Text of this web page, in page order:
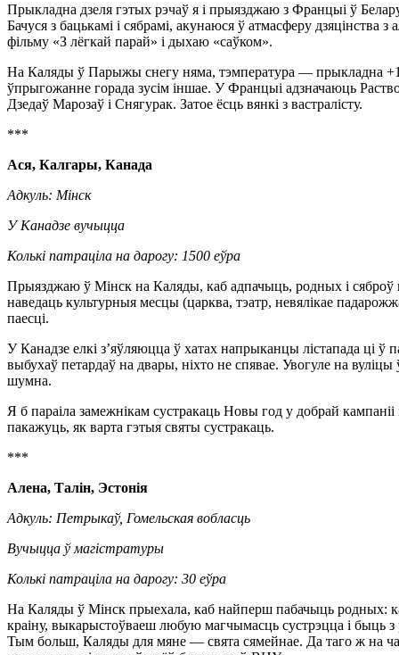
Прыкладна дзеля гэтых рэчаў я і прыязджаю з Францыі ў
Бачуся з бацькамі і сябрамі, акунаюся ў атмасферу дзяцінства з
фільму «З лёгкай парай» і дыхаю «саўком».
На Каляды ў Парыжы снегу няма, тэмпература — прыкладна
ўпрыгожанне горада зусім іншае. У Францыі адзначаюць
Дзедаў Марозаў і Снягурак. Затое ёсць вянкі з вастралісту.
***
Ася, Калгары, Канада
Адкуль: Мінск
У Канадзе вучыцца
Колькі патраціла на дарогу: 1500 еўра
Прыязджаю ў Мінск на Каляды, каб адпачыць, родных і сяброў
наведаць культурныя месцы (царква, тэатр, невялікае
паесці.
У Канадзе елкі з’яўляюцца ў хатах напрыканцы лістапада ці ў
выбухаў петардаў на двары, ніхто не спявае. Увогуле на вуліцы
шумна.
Я б параіла замежнікам сустракаць Новы год у добрай
пакажуць, як варта гэтыя святы сустракаць.
***
Алена, Талін, Эстонія
Адкуль: Петрыкаў, Гомельская вобласць
Вучыцца ў магістратуры
Колькі патраціла на дарогу: 30 еўра
На Каляды ў Мінск прыехала, каб найперш пабачыць родных:
краіну, выкарыстоўваеш любую магчымасць сустрэцца і быць з
Тым больш, Каляды для мяне — свята сямейнае. Да таго ж на